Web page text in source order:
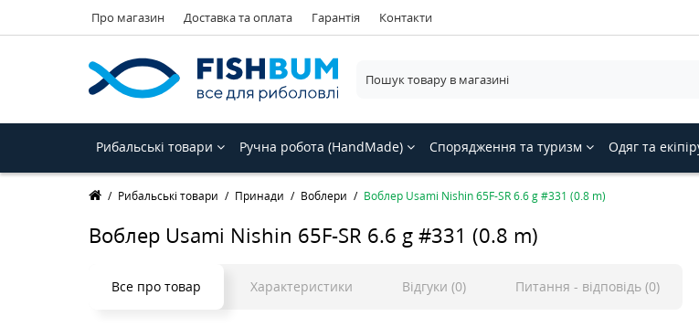
Про магазин Доставка та оплата Гарантія Контакти
Рибальські товари Ручна робота (HandMade) Спорядження та туризм Одяг та
Рибальські товари Принади Воблери Воблер Usami Nishin 65F-SR 6.6 g #331 (0.8 m)
Воблер Usami Nishin 65F-SR 6.6 g #331 (0.8 m)
Все про товар Характеристики Відгуки (0) Питання - відповідь (0)